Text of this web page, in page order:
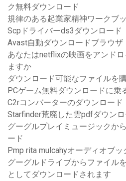
ク無料ダウンロード
規律のある起業家精神ワークブ
Scpドライバーds3ダウンロード
Avast自動ダウンロードブラウザ
あなたはnetflixの映画をアンド
ますか
ダウンロード可能なファイルを
PCゲーム無料ダウンロードに乗
C2rコンバーターのダウンロード
Starfinder荒廃した雲pdfダウンロ
グーグルプレイミュージックか
ード
Pmp rita mulcahyオーディオブ
グーグルドライブからファイル
としてダウンロードされます